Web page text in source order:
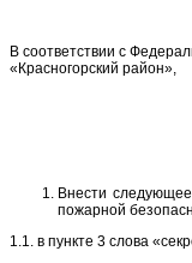
В соответствии с
«Красногорский район»,
Внести
пожарной
1.1. в пункте 3 слова